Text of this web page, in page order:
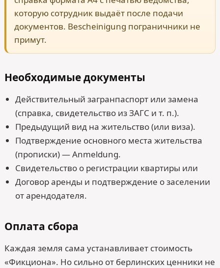
которую сотрудник выдаёт после подачи
документов. Bescheinigung пограничники не
примут.
Необходимые документы
Действительный загранпаспорт или замена
(справка, свидетельство из ЗАГС и т. п.).
Предыдущий вид на жительство (или виза).
Подтверждение основного места жительства
(прописки) — Anmeldung.
Свидетельство о регистрации квартиры или
Договор аренды и подтверждение о заселении
от арендодателя.
Оплата сбора
Каждая земля сама устанавливает стоимость
«Фикциона». Но сильно от берлинских ценники не